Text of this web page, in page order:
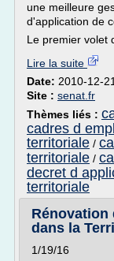
une meilleure
d'application de
Le premier volet
Lire la suite
Date: 2010-12-
Site : senat.fr
Thèmes liés :
cadres d
territoriale /
territoriale /
decret d
territoriale
dans la
1/19/16